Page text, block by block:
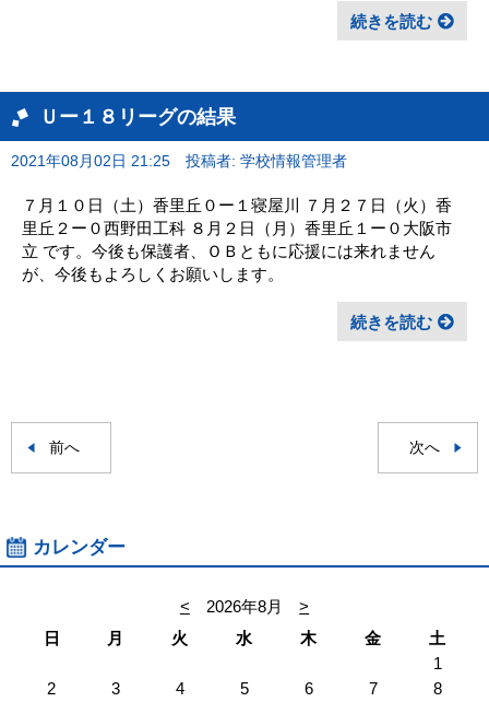
続きを読む
Ｕー１８リーグの結果
2021年08月02日 21:25 投稿者: 学校情報管理者
７月１０日（土）香里丘０ー１寝屋川 ７月２７日（火）香
里丘２ー０西野田工科 ８月２日（月）香里丘１ー０大阪市
立 です。今後も保護者、ＯＢともに応援には来れません
が、今後もよろしくお願いします。
続きを読む
前へ 次へ
カレンダー
< 2026年8月
>
日
月 火 水 木 金
土
1
2
3 4 5 6 7
8